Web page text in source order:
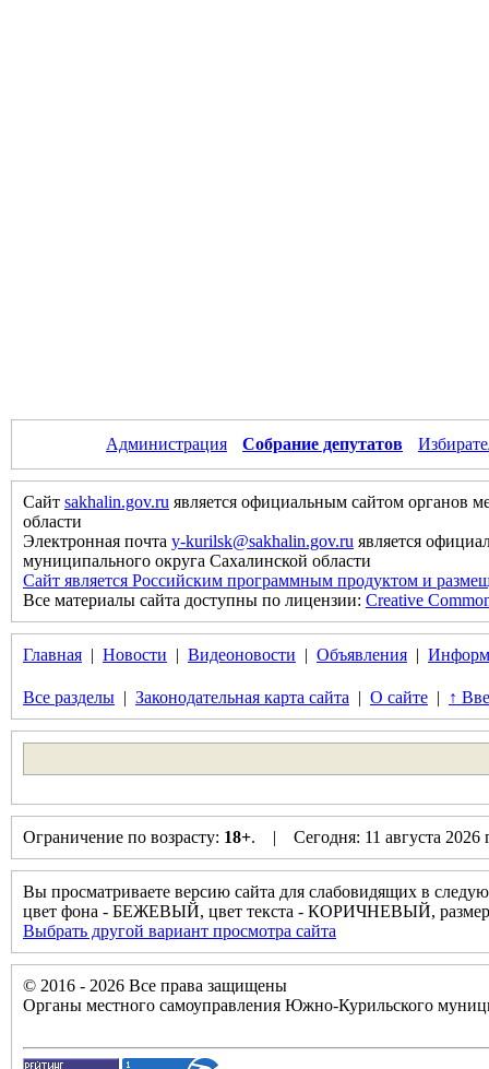
Администрация Собрание депутатов
Сайт sakhalin.gov.ru является официальным сайтом органов
области
Электронная почта y-kurilsk@sakhalin.gov.ru является
муниципального округа Сахалинской области
Сайт является Российским программным продуктом и
Все материалы сайта доступны по лицензии: Creative
Главная | Новости | Видеоновости | Объявления |
Все разделы | Законодательная карта сайта | О сайте | ↑
Ограничение по возрасту: 18+. | Сегодня: 11 августа
Вы просматриваете версию сайта для слабовидящих в
цвет фона - БЕЖЕВЫЙ, цвет текста - КОРИЧНЕВЫЙ,
Выбрать другой вариант просмотра сайта
© 2016 - 2026 Все права защищены
Органы местного самоуправления Южно-Курильского